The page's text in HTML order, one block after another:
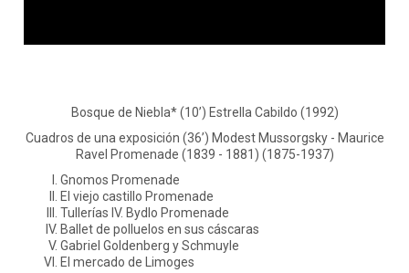
Bosque de Niebla* (10’) Estrella Cabildo (1992)
Cuadros de una exposición (36’) Modest Mussorgsky - Maurice
Ravel Promenade (1839 - 1881) (1875-1937)
Gnomos Promenade
El viejo castillo Promenade
Tullerías IV. Bydlo Promenade
Ballet de polluelos en sus cáscaras
Gabriel Goldenberg y Schmuyle
El mercado de Limoges